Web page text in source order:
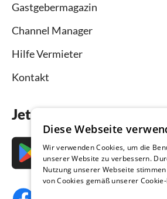
Gastgebermagazin
Channel Manager
Hilfe Vermieter
Kontakt
Jetzt die App
Diese Webseite
Wir verwenden Cookies, um die
unserer Website zu verbessern.
Nutzung unserer Webseite
von Cookies gemäß unserer